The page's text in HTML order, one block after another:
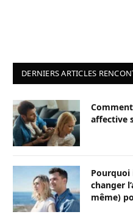
DERNIERS ARTICLES
affective
changer
même)